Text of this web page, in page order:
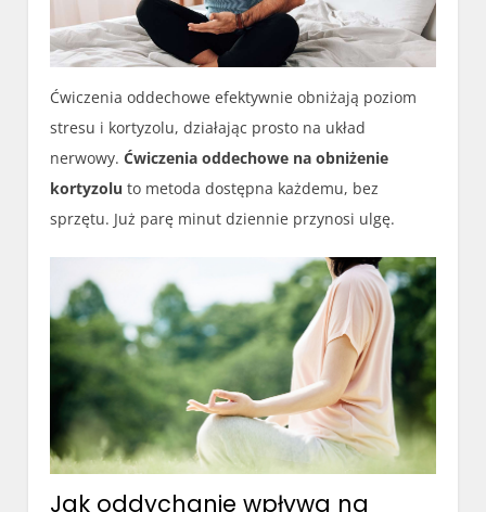
Ćwiczenia oddechowe efektywnie obniżają poziom
stresu i kortyzolu, działając prosto na układ
nerwowy.Ćwiczenia oddechowe na obniżenie
kortyzolu to metoda dostępna każdemu, bez
sprzętu. Już parę minut dziennie przynosi ulgę.
Jak oddychanie wpływa na